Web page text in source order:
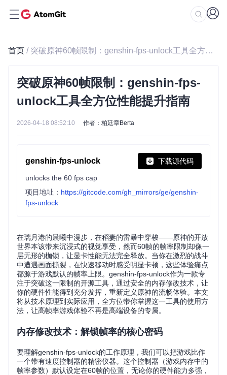
首页 / 突破原神60帧限制：genshin-fps-unlock工具全方位性能提升指南
突破原神60帧限制：genshin-fps-
unlock工具全方位性能提升指南
2026-04-18 08:52:10 作者：柏廷章Berta
genshin-fps-unlock 下载源代码
unlocks the 60 fps cap
项目地址： https://gitcode.com/gh_mirrors/ge/genshin-
fps-unlock
在璃月港的晨曦中漫步，在稻妻的雷暴中穿梭——原神的开放
世界本该带来沉浸式的视觉享受，然而60帧的帧率限制却像一
层无形的枷锁，让显卡性能无法完全释放。当你在激烈的战斗
中遭遇画面撕裂，在快速移动时感受明显卡顿，这些体验痛点
都源于游戏默认的帧率上限。genshin-fps-unlock作为一款专
注于突破这一限制的开源工具，通过安全的内存修改技术，让
你的硬件性能得到充分发挥，重新定义原神的流畅体验。本文
将从技术原理到实际应用，全方位带你掌握这一工具的使用方
法，让高帧率游戏体验不再是高端设备的专属。
内存修改技术：解锁帧率的核心密码
要理解genshin-fps-unlock的工作原理，我们可以把游戏比作
一个带有速度控制器的精密仪器。这个控制器（游戏内存中的
帧率参数）默认设定在60帧的位置，无论你的硬件能力多强，